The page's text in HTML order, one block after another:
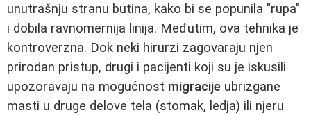
unutrašnju stranu butina, kako bi se popunila "rupa"
i dobila ravnomernija linija. Međutim, ova tehnika je
kontroverzna. Dok neki hirurzi zagovaraju njen
prirodan pristup, drugi i pacijenti koji su je iskusili
upozoravaju na mogućnost migracije ubrizgane
masti u druge delove tela (stomak, ledja) ili njeru